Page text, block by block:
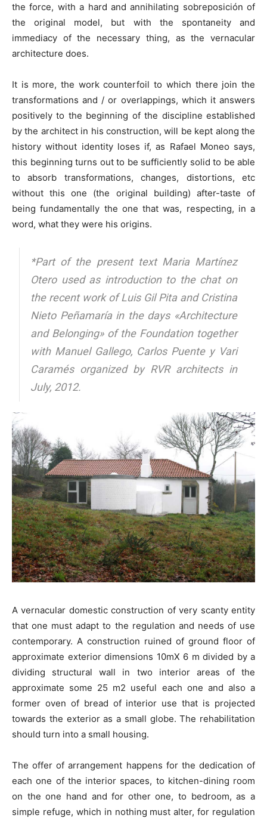
the force, with a hard and annihilating sobreposición of
the original model, but with the spontaneity and
immediacy of the necessary thing, as the vernacular
architecture does.
It is more, the work counterfoil to which there join the
transformations and / or overlappings, which it answers
positively to the beginning of the discipline established
by the architect in his construction, will be kept along the
history without identity loses if, as Rafael Moneo says,
this beginning turns out to be sufficiently solid to be able
to absorb transformations, changes, distortions, etc
without this one (the original building) after-taste of
being fundamentally the one that was, respecting, in a
word, what they were his origins.
*Part of the present text Maria Martínez
Otero used as introduction to the chat on
the recent work of Luis Gil Pita and Cristina
Nieto Peñamaría in the days «Architecture
and Belonging» of the Foundation together
with Manuel Gallego, Carlos Puente y Vari
Caramés organized by RVR architects in
July, 2012.
A vernacular domestic construction of very scanty entity
that one must adapt to the regulation and needs of use
contemporary. A construction ruined of ground floor of
approximate exterior dimensions 10mX 6 m divided by a
dividing structural wall in two interior areas of the
approximate some 25 m2 useful each one and also a
former oven of bread of interior use that is projected
towards the exterior as a small globe. The rehabilitation
should turn into a small housing.
The offer of arrangement happens for the dedication of
each one of the interior spaces, to kitchen-dining room
on the one hand and for other one, to bedroom, as a
simple refuge, which in nothing must alter, for regulation